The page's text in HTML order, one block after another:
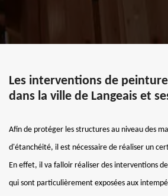
Les interventions de
dans la ville de Langeais et
Afin de protéger les structures au niveau des
d'étanchéité, il est nécessaire de réaliser un
En effet, il va falloir réaliser des interventions
qui sont particulièrement exposées aux